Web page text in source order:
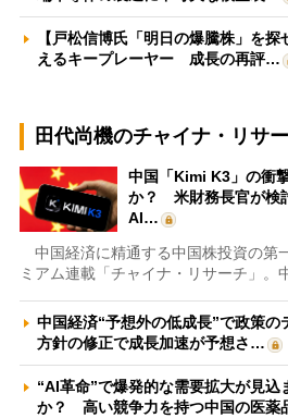
【戸松信博氏「明日の爆騰株」を
えるキープレーヤー 成長の再評…
田代尚機のチャイナ・リサ
中国「Kimi K3」の衝
か？ 米財務長官が検
AI…
中国経済に精通する中国株投資の第
ミアム連載「チャイナ・リサーチ」。
中国経済“予想外の低成長”で政策
方針の修正で成長加速が予想さ…
“AI革命”で爆発的な需要拡大が見込
か？ 高い競争力を持つ中国の医薬